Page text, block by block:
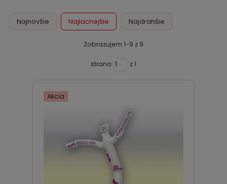
Najnovšie Najlacnejšie Najdrahšie
Zobrazujem 1-9 z 9
strana z 1
Akcia